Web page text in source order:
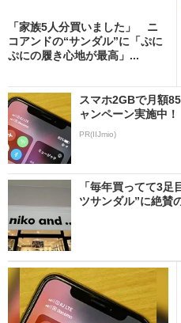
「家族5人分買いました」 ニ
コアンドの“サンダル”に「ぷに
ぷにの履き心地が最高」...
スマホ2GBで月額
ャンペーン実施中！
PR(IIJmio)
「毎年買ってて3
ツサンダル”に絶